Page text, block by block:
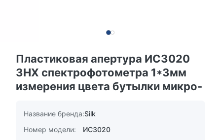
Пластиковая апертура ИС3020
3НХ спектрофотометра 1*3мм
измерения цвета бутылки микро-
Название бренда:Silk
Номер модели:
ИС3020